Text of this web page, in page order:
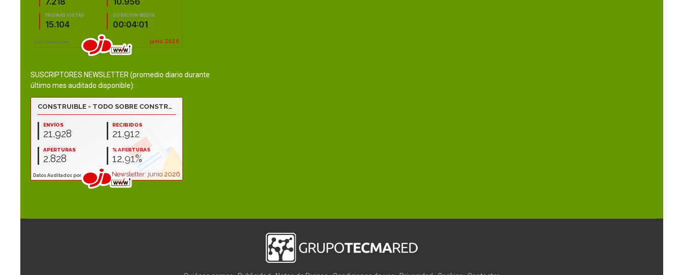
SUSCRIPTORES NEWSLETTER (promedio diario durante
último mes auditado disponible):